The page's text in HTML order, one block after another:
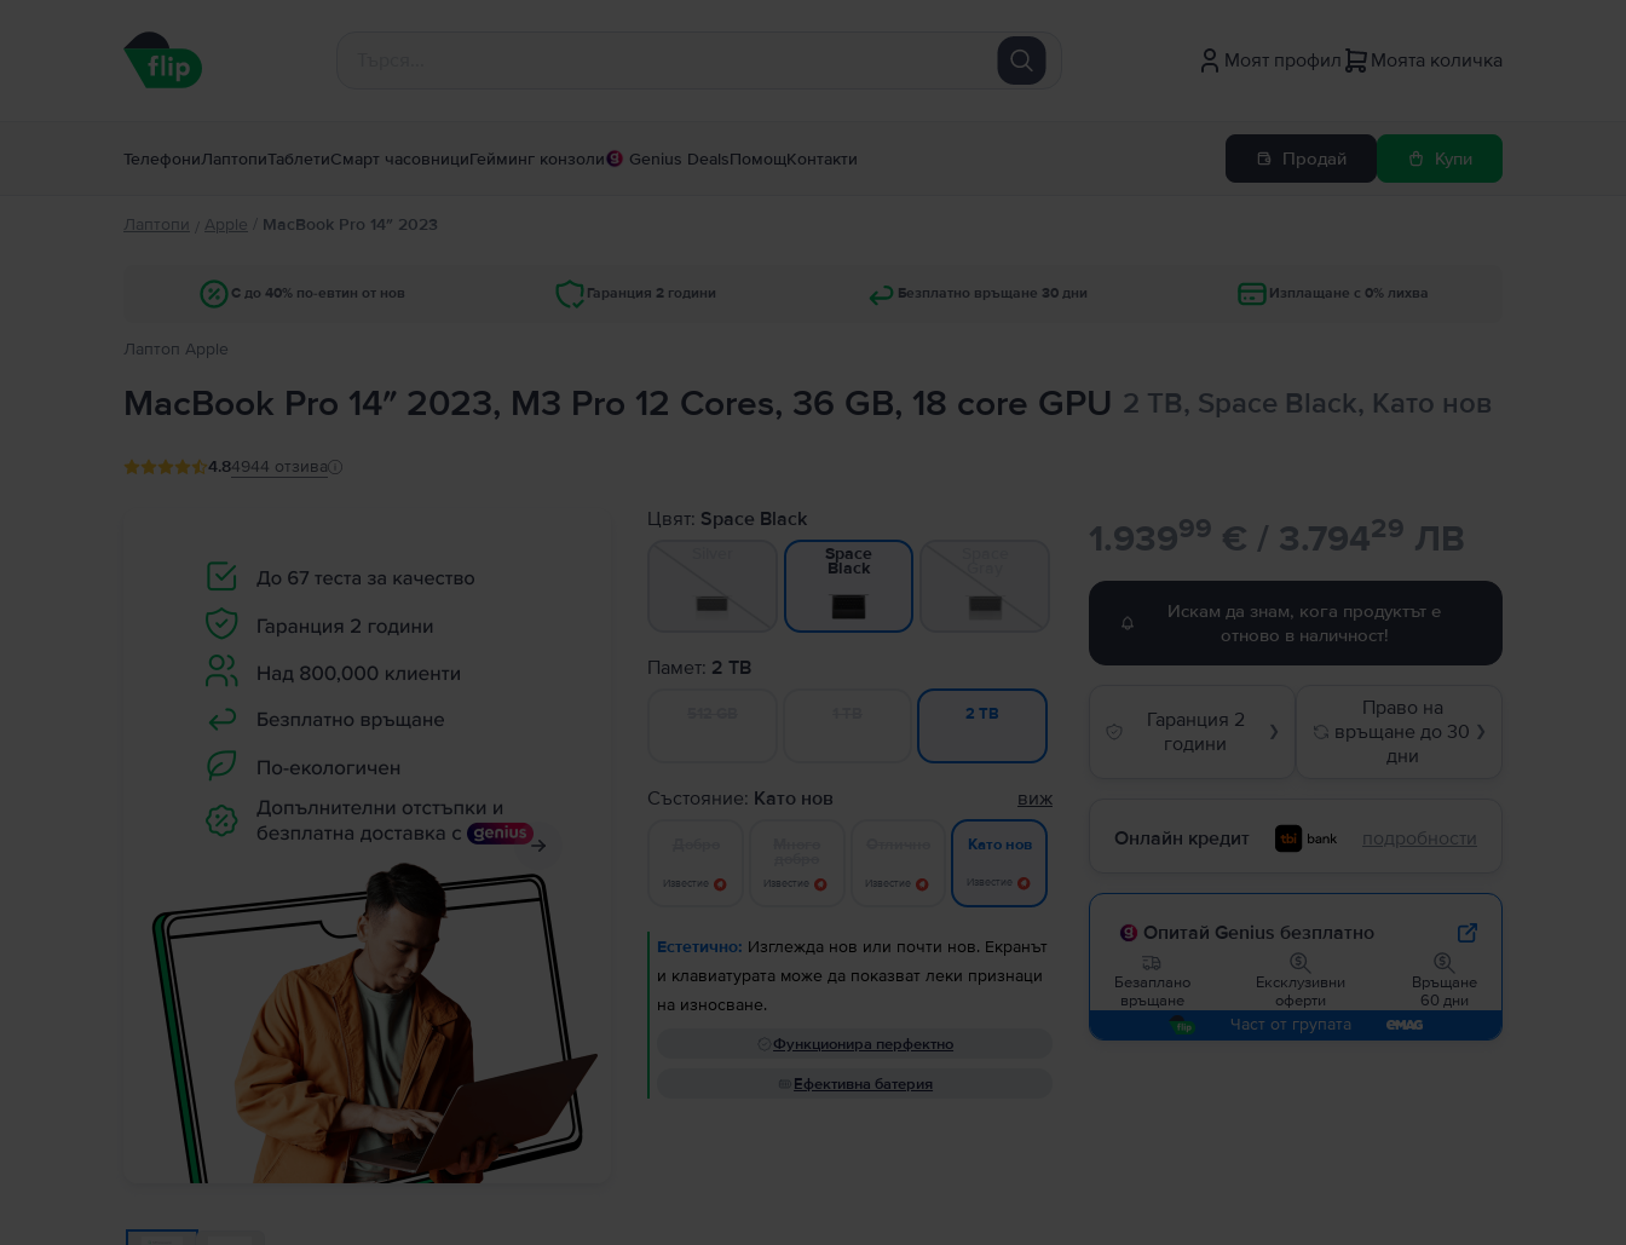
Моят профил Моята количка
ТелефониЛаптопиТаблетиСмарт часовнициГейминг конзоли Genius DealsПомощКонтакти Продай Купи
Лаптопи / Apple / MacBook Pro 14″ 2023
С до 40% по-евтин от нов Гаранция 2 години Безплатно връщане 30 дни Изплащане с 0% лихва
Лаптоп Apple
MacBook Pro 14″ 2023, M3 Pro 12 Cores, 36 GB, 18 core GPU 2 TB, Space Black, Като нов
4.84944 отзива
Цвят: Space Black
Space
Black
Памет: 2 TB
2 TB
Състояние: Като нов виж
Известие Известие Известие
Като нов
Известие
Естетично: Изглежда нов или почти нов. Екранът
и клавиатурата може да показват леки признаци
на износване.
Функционира перфектно
Ефективна батерия
1.93999 € / 3.79429 ЛВ
Искам да знам, кога продуктът е
отново в наличност!
Гаранция 2
години
❯
Право на
връщане до 30
дни
❯
Онлайн кредит подробности
Опитай Genius безплатно
Безаплано
връщане
Ексклузивни
оферти
Връщане
60 дни
Част от групата